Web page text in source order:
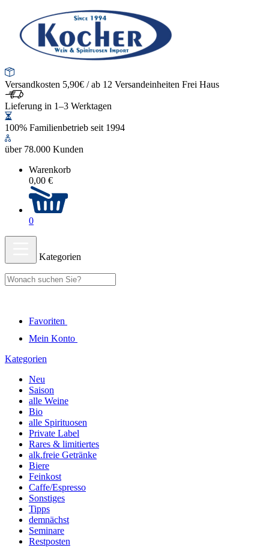
Versandkosten 5,90€ / ab 12 Versandeinheiten Frei Haus
Lieferung in 1–3 Werktagen
100% Familienbetrieb seit 1994
über 78.000 Kunden
Warenkorb
0,00 €
0
Kategorien
Favoriten
Mein Konto
Kategorien
Neu
Saison
alle Weine
Bio
alle Spirituosen
Private Label
Rares & limitiertes
alk.freie Getränke
Biere
Feinkost
Caffe/Espresso
Sonstiges
Tipps
demnächst
Seminare
Restposten